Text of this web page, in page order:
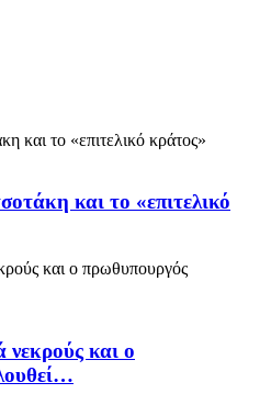
και το «επιτελικό
και ο